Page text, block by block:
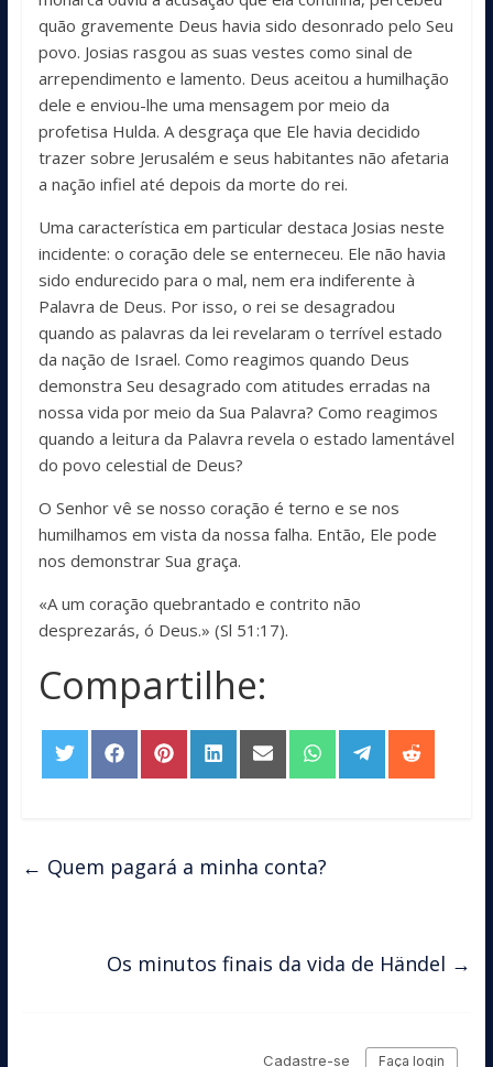
quão gravemente Deus havia sido desonrado pelo Seu
povo. Josias rasgou as suas vestes como sinal de
arrependimento e lamento. Deus aceitou a humilhação
dele e enviou-lhe uma mensagem por meio da
profetisa Hulda. A desgraça que Ele havia decidido
trazer sobre Jerusalém e seus habitantes não afetaria
a nação infiel até depois da morte do rei.
Uma característica em particular destaca Josias neste
incidente: o coração dele se enterneceu. Ele não havia
sido endurecido para o mal, nem era indiferente à
Palavra de Deus. Por isso, o rei se desagradou
quando as palavras da lei revelaram o terrível estado
da nação de Israel. Como reagimos quando Deus
demonstra Seu desagrado com atitudes erradas na
nossa vida por meio da Sua Palavra? Como reagimos
quando a leitura da Palavra revela o estado lamentável
do povo celestial de Deus?
O Senhor vê se nosso coração é terno e se nos
humilhamos em vista da nossa falha. Então, Ele pode
nos demonstrar Sua graça.
«A um coração quebrantado e contrito não
desprezarás, ó Deus.» (Sl 51:17).
Compartilhe:
Share
Twitter
Share
Facebook
Share
Pinterest
Share
on
LinkedIn
Share
on
Email
Share
WhatsApp
Share
Telegram
Share
Reddit
← Quem pagará a minha conta?
Os minutos finais da vida de Händel →